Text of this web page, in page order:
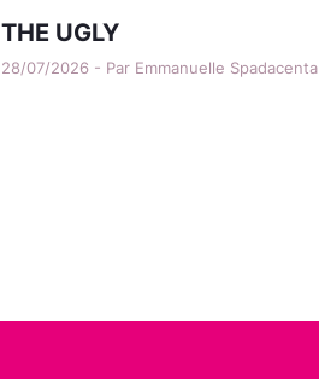
THE UGLY
28/07/2026 - Par Emmanuelle Spadacenta